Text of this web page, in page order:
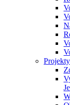
Projekty